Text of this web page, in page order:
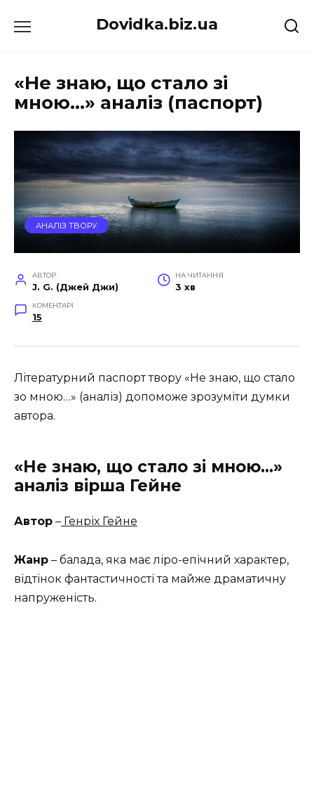
до
Dovidka.biz.ua
«Не знаю, що стало зі
мною…» аналіз (паспорт)
АНАЛІЗ ТВОРУ
АВТОР
J. G. (Джей Джи)
НА ЧИТАННЯ
3 хв
КОМЕНТАРІ
15
Літературний паспорт твору «Не знаю, що стало
зо мною…» (аналіз) допоможе зрозуміти думки
автора.
«Не знаю, що стало зі мною…»
аналіз вірша Гейне
Автор – Генріх Гейне
Жанр – балада, яка має ліро-епічний характер,
відтінок фантастичності та майже драматичну
напруженість.